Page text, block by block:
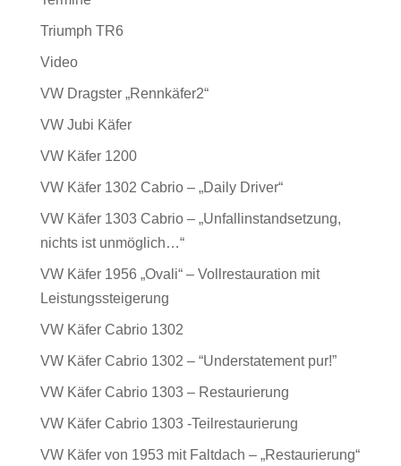
Triumph TR6
Video
VW Dragster „Rennkäfer2“
VW Jubi Käfer
VW Käfer 1200
VW Käfer 1302 Cabrio – „Daily Driver“
VW Käfer 1303 Cabrio – „Unfallinstandsetzung,
nichts ist unmöglich…“
VW Käfer 1956 „Ovali“ – Vollrestauration mit
Leistungssteigerung
VW Käfer Cabrio 1302
VW Käfer Cabrio 1302 – “Understatement pur!”
VW Käfer Cabrio 1303 – Restaurierung
VW Käfer Cabrio 1303 -Teilrestaurierung
VW Käfer von 1953 mit Faltdach – „Restaurierung“